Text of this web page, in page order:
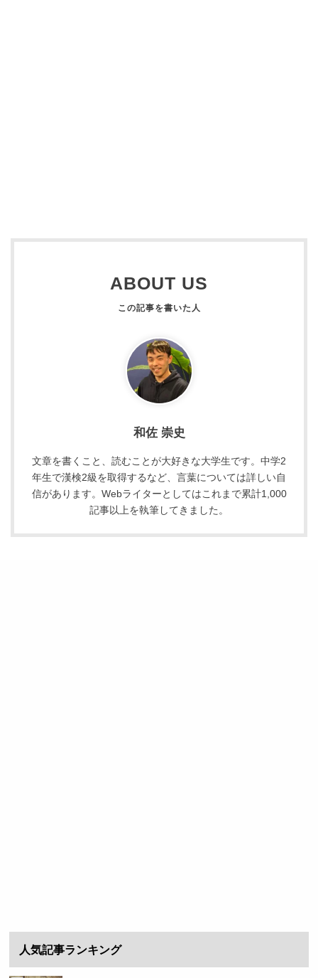
ABOUT US
和佐 崇史
文章を書くこと、読むことが大好きな大学生です。中学2
年生で漢検2級を取得するなど、言葉については詳しい自
信があります。Webライターとしてはこれまで累計1,000
記事以上を執筆してきました。
人気記事ランキング